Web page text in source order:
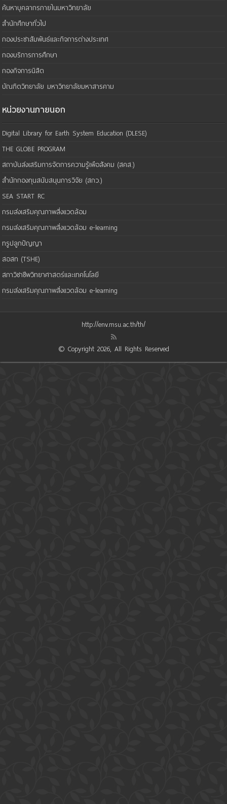
ค้นหาบุคลากรภายในมหาวิทยาลัย
สำนักศึกษาทั่วไป
กองประชาสัมพันธ์และกิจการต่างประเทศ
กองบริการการศึกษา
กองกิจการนิสิต
บัณฑิตวิทยาลัย มหาวิทยาลัยมหาสารคาม
หน่วยงานภายนอก
Digital Library for Earth System Education (DLESE)
THE GLOBE PROGRAM
สถาบันส่งเสริมการจัดการความรู้เพือสังคม (สคส.)
สำนักกองทุนสนับสนุนการวิจัย (สกว.)
SEA START RC
กรมส่งเสริมคุณภาพสิ่งแวดล้อม
กรมส่งเสริมคุณภาพสิ่งแวดล้อม e-learning
ทรูปลูกปัญญา
สอสท (TSHE)
สภาวิชาชีพวิทยาศาสตร์และเทคโนโลยี
กรมส่งเสริมคุณภาพสิ่งแวดล้อม e-learning
http://env.msu.ac.th/th/
© Copyright 2026, All Rights Reserved